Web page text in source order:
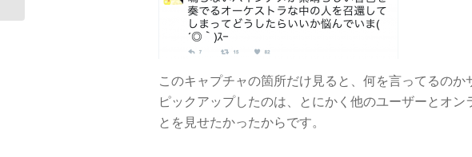
このキャプチャの箇所だけ見ると、何を言ってるの
ピックアップしたのは、とにかく他のユーザーとオ
とを見せたかったからです。